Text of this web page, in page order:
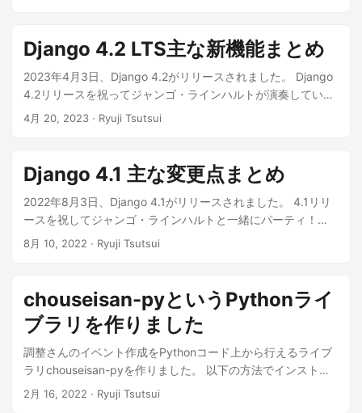
報は以下を参照してください。 Django 5.1 release notes |
Django documentation | Django 5.1のサポート期限は2025年
12月です。4.2 LTSからアップデートするとサポート期限が短
くなってしまうことに注意してください（4.2 LTSのサポート
期限は2026年4月）。 サポート期限を短くしたくない場合
は、2025年4月リリース予定の5.2 LTSまでアップデートしな
各バージョンのサポート期限についての詳細は以下公式ドキ
ュメント「Supported Versions」を参照してください。
Download Django | Django ...
Django 4.2 LTS主な新機能まとめ
2023年4月3日、Django 4.2がリリースされました。 Django
4.2リリースを祝ってジャンゴ・ラインハルトが演奏していま
す（DreamStudioで作成） 公式サイトでのリリース情報は以
support（LTS）版です。サポート期限は2026年4月です。 各
バージョンのサポート期限についての詳細は以下公式ドキュ
メント「Supported Versions」を参照してください。
Download Django | Django ...
4月 20, 2023 · Ryuji Tsutsui
Django 4.1 主な変更点まとめ
2022年8月3日、Django 4.1がリリースされました。 4.1リリ
ースを祝してジャンゴ・ラインハルトと一緒にパーティ！
（Midjourneyで作成） 公式サイトでのリリース情報は以下を
す。3.2 LTSからアップデートするとサポート期限が短くなっ
てしまうことに注意してください（3.2 LTSのサポート期限は
2024年4月）。 サポート期限を短くしたくない場合は、2023
年4月リリース予定の4.2 LTSまでアップデートしない手もあ
ります（4.2 LTSのサポート期限は2026年4月）。 各バージ
ョンのサポート期限についての詳細は以下公式ドキュメント
「Supported Versions」を参照してください。 Download
8月 10, 2022 · Ryuji Tsutsui
chouseisan-pyというPythonライ
ブラリを作りました
調整さんのイベント作成をPythonコード上から行えるライブ
ラリchouseisan-pyを作りました。 以下の方法でインストー
ルできます。 1 $ pip install chouseisan-py 現在のバージョン
2月 16, 2022 · Ryuji Tsutsui